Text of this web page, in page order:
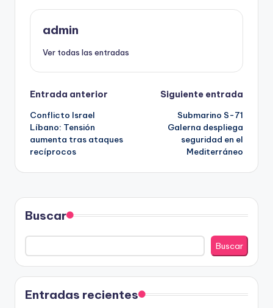
admin
Ver todas las entradas
Navegación
de
entradas
Entrada anterior
Conflicto Israel
Líbano: Tensión
aumenta tras ataques
recíprocos
Siguiente entrada
Submarino S-71
Galerna despliega
seguridad en el
Mediterráneo
Buscar
Buscar
Entradas recientes